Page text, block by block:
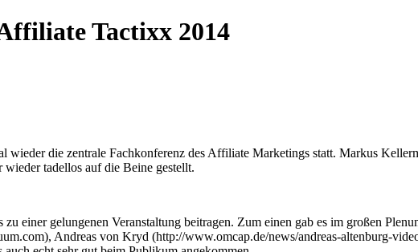
Tactixx 2014
wieder die zentrale Fachkonferenz des Affiliate Marketings statt. Markus
tadellos auf die Beine gestellt.
einer gelungenen Veranstaltung beitragen. Zum einen gab es im großen
Andreas von Kryd (http://www.omcap.de/news/andreas-altenburg-